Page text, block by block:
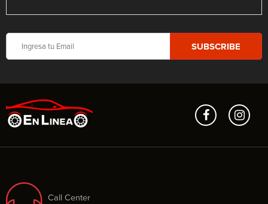
Call Center